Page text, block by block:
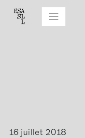
16 juillet 2018